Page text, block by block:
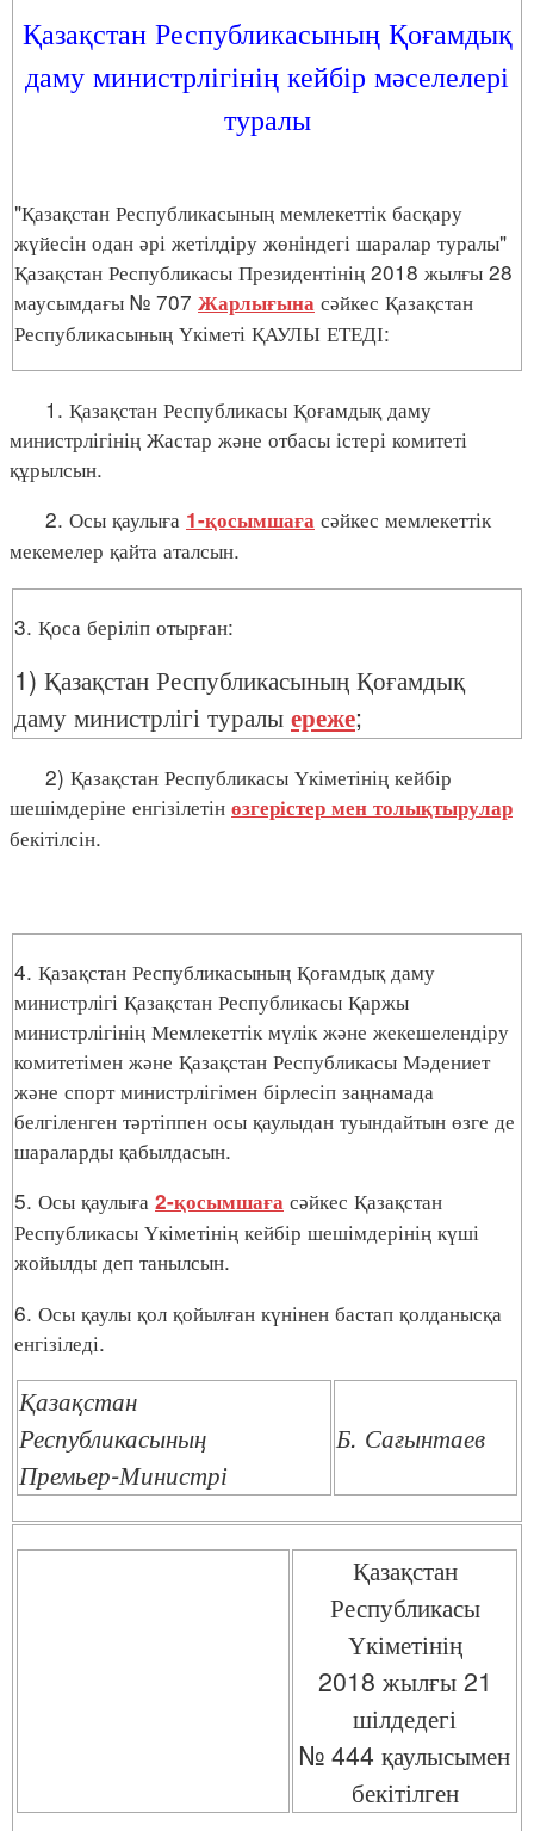
Қазақстан Республикасының Қоғамдық
даму министрлігінің кейбір мәселелері
туралы
"Қазақстан Республикасының мемлекеттік басқару
жүйесін одан әрі жетілдіру жөніндегі шаралар туралы"
Қазақстан Республикасы Президентінің 2018 жылғы 28
маусымдағы № 707 Жарлығына сәйкес Қазақстан
Республикасының Үкіметі ҚАУЛЫ ЕТЕДІ:
1. Қазақстан Республикасы Қоғамдық даму
министрлігінің Жастар және отбасы істері комитеті
құрылсын.
2. Осы қаулыға 1-қосымшаға сәйкес мемлекеттік
мекемелер қайта аталсын.
3. Қоса беріліп отырған:
1) Қазақстан Республикасының Қоғамдық
даму министрлігі туралы ереже;
2) Қазақстан Республикасы Үкіметінің кейбір
шешімдеріне енгізілетін өзгерістер мен толықтырулар
бекітілсін.
4. Қазақстан Республикасының Қоғамдық даму
министрлігі Қазақстан Республикасы Қаржы
министрлігінің Мемлекеттік мүлік және жекешелендіру
комитетімен және Қазақстан Республикасы Мәдениет
және спорт министрлігімен бірлесіп заңнамада
белгіленген тәртіппен осы қаулыдан туындайтын өзге де
шараларды қабылдасын.
5. Осы қаулыға 2-қосымшаға сәйкес Қазақстан
Республикасы Үкіметінің кейбір шешімдерінің күші
жойылды деп танылсын.
6. Осы қаулы қол қойылған күнінен бастап қолданысқа
енгізіледі.
Қазақстан
Республикасының
Премьер-Министрі
Б. Сағынтаев
Қазақстан
Республикасы
Үкіметінің
2018 жылғы 21
шілдедегі
№ 444 қаулысымен
бекітілген